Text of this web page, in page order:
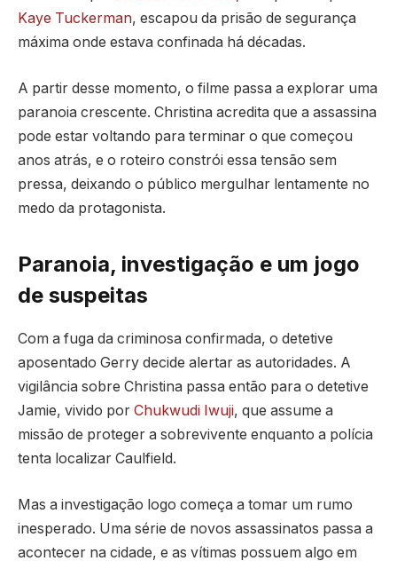
Kaye Tuckerman, escapou da prisão de segurança
máxima onde estava confinada há décadas.
A partir desse momento, o filme passa a explorar uma
paranoia crescente. Christina acredita que a assassina
pode estar voltando para terminar o que começou
anos atrás, e o roteiro constrói essa tensão sem
pressa, deixando o público mergulhar lentamente no
medo da protagonista.
Paranoia, investigação e um jogo
de suspeitas
Com a fuga da criminosa confirmada, o detetive
aposentado Gerry decide alertar as autoridades. A
vigilância sobre Christina passa então para o detetive
Jamie, vivido por Chukwudi Iwuji, que assume a
missão de proteger a sobrevivente enquanto a polícia
tenta localizar Caulfield.
Mas a investigação logo começa a tomar um rumo
inesperado. Uma série de novos assassinatos passa a
acontecer na cidade, e as vítimas possuem algo em